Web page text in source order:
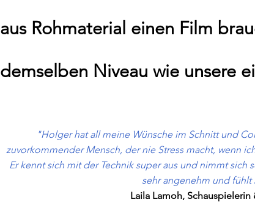
aus Rohmaterial einen Film
demselben Niveau wie unsere
"Holger hat all meine Wünsche im Schnitt und
zuvorkommender Mensch, der nie Stress macht, wenn
Er kennt sich mit der Technik super aus und nimmt
sehr angenehm und
Laila Lamoh,